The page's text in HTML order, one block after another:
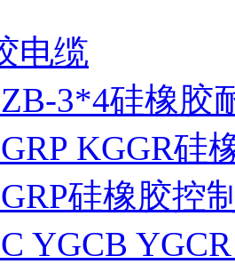
电缆
3*4硅橡胶
KGGR硅
硅橡胶控
YGCB